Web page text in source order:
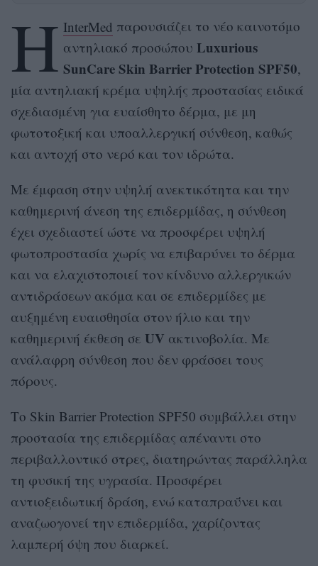
Η InterMed παρουσιάζει το νέο καινοτόμο
αντηλιακό προσώπου Luxurious
SunCare Skin Barrier Protection SPF50,
μία αντηλιακή κρέμα υψηλής προστασίας ειδικά
σχεδιασμένη για ευαίσθητο δέρμα, με μη
φωτοτοξική και υποαλλεργική σύνθεση, καθώς
και αντοχή στο νερό και τον ιδρώτα.
Με έμφαση στην υψηλή ανεκτικότητα και την
καθημερινή άνεση της επιδερμίδας, η σύνθεση
έχει σχεδιαστεί ώστε να προσφέρει υψηλή
φωτοπροστασία χωρίς να επιβαρύνει το δέρμα
και να ελαχιστοποιεί τον κίνδυνο αλλεργικών
αντιδράσεων ακόμα και σε επιδερμίδες με
αυξημένη ευαισθησία στον ήλιο και την
καθημερινή έκθεση σε UV ακτινοβολία. Με
ανάλαφρη σύνθεση που δεν φράσσει τους
πόρους.
Το Skin Barrier Protection SPF50 συμβάλλει στην
προστασία της επιδερμίδας απέναντι στο
περιβαλλοντικό στρες, διατηρώντας παράλληλα
τη φυσική της υγρασία. Προσφέρει
αντιοξειδωτική δράση, ενώ καταπραΰνει και
αναζωογονεί την επιδερμίδα, χαρίζοντας
λαμπερή όψη που διαρκεί.